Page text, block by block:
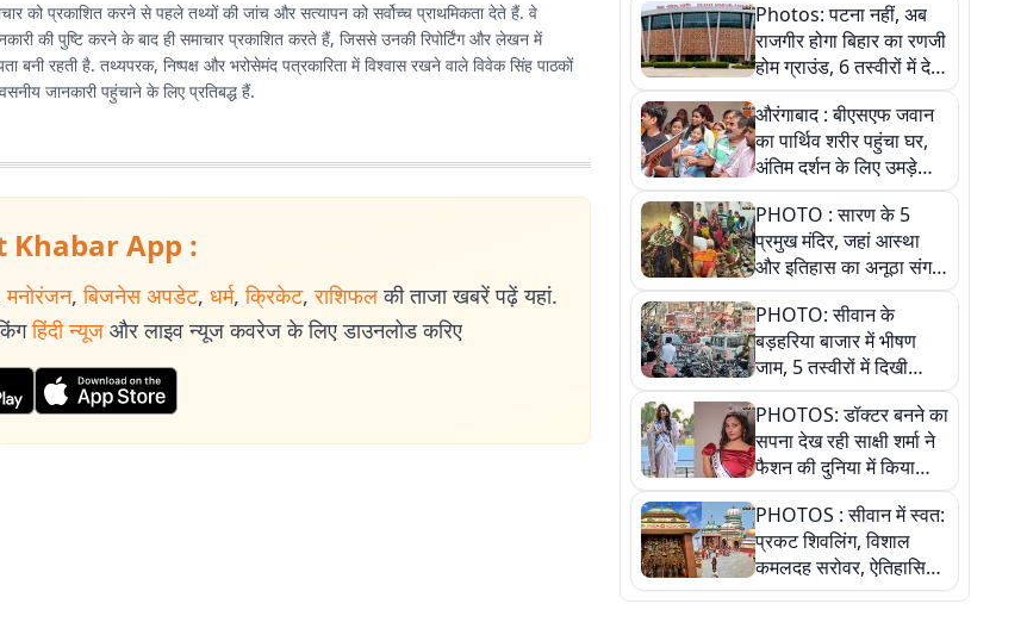
को प्रकाशित करने से पहले तथ्यों की जांच और सत्यापन को सर्वोच्च प्राथमिकता देते हैं. वे
की पुष्टि करने के बाद ही समाचार प्रकाशित करते हैं, जिससे उनकी रिपोर्टिंग और लेखन में
बनी रहती है. तथ्यपरक, निष्पक्ष और भरोसेमंद पत्रकारिता में विश्वास रखने वाले विवेक सिंह पाठकों
जानकारी पहुंचाने के लिए प्रतिबद्ध हैं.
Khabar App :
मनोरंजन, बिजनेस अपडेट, धर्म, क्रिकेट, राशिफल की ताजा खबरें पढ़ें यहां.
हिंदी न्यूज और लाइव न्यूज कवरेज के लिए डाउनलोड करिए
Photos: पटना नहीं, अब
राजगीर होगा बिहार का रणजी
होम ग्राउंड, 6 तस्वीरों में देखें
नए स्टेडियम की पूरी कहानी
औरंगाबाद : बीएसएफ जवान
का पार्थिव शरीर पहुंचा घर,
अंतिम दर्शन के लिए उमड़े
लोग
PHOTO : सारण के 5
प्रमुख मंदिर, जहां आस्था
और इतिहास का अनूठा संगम,
तस्वीरों में जानिए
PHOTO: सीवान के
बड़हरिया बाजार में भीषण
जाम, 5 तस्वीरों में दिखी
अव्यवस्था
PHOTOS: डॉक्टर बनने का
सपना देख रही साक्षी शर्मा ने
फैशन की दुनिया में किया
कमाल,जानिए बेगूसराय की
बेटी ने कैसे दी अपने सपनों
को उड़ान
PHOTOS : सीवान में स्वत:
प्रकट शिवलिंग, विशाल
कमलदह सरोवर, ऐतिहासिक
महेंद्रनाथ मंदिर और घंटाघर